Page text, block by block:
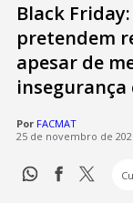
Black
pretendem
apesar de
insegurança
Por FACMAT
25 de novembro de